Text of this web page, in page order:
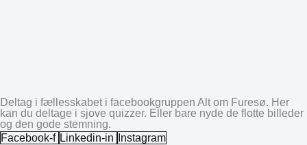
Deltag i fællesskabet i facebookgruppen Alt om Furesø. Her
kan du deltage i sjove quizzer. Eller bare nyde de flotte billeder
og den gode stemning.
Facebook-f Linkedin-in
Instagram